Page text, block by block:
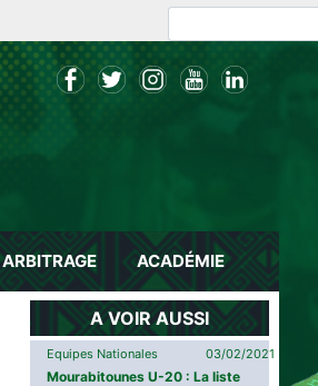
ARBITRAGE ACADÉMIE
A VOIR AUSSI
Equipes Nationales 03/02/2021
Mourabitounes U-20 : La liste